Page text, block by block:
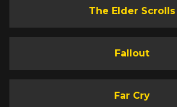
The Elder Scrolls
Fallout
Far Cry